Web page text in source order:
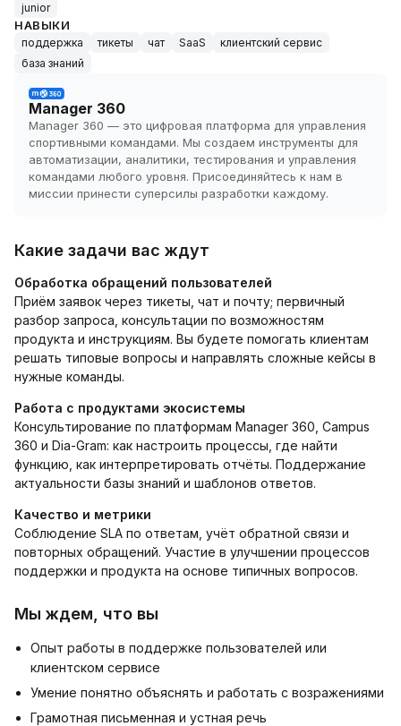
junior
НАВЫКИ
поддержка тикеты чат SaaS
клиентский сервис
база знаний
Manager 360
Manager 360 — это цифровая платформа для управления
спортивными командами. Мы создаем инструменты для
автоматизации, аналитики, тестирования и управления
командами любого уровня. Присоединяйтесь к нам в
миссии принести суперсилы разработки каждому.
Какие задачи вас ждут
Обработка обращений пользователей
Приём заявок через тикеты, чат и почту; первичный
разбор запроса, консультации по возможностям
продукта и инструкциям. Вы будете помогать клиентам
решать типовые вопросы и направлять сложные кейсы в
нужные команды.
Работа с продуктами экосистемы
Консультирование по платформам Manager 360, Campus
360 и Dia-Gram: как настроить процессы, где найти
функцию, как интерпретировать отчёты. Поддержание
актуальности базы знаний и шаблонов ответов.
Качество и метрики
Соблюдение SLA по ответам, учёт обратной связи и
повторных обращений. Участие в улучшении процессов
поддержки и продукта на основе типичных вопросов.
Мы ждем, что вы
Опыт работы в поддержке пользователей или
клиентском сервисе
Умение понятно объяснять и работать с возражениями
Грамотная письменная и устная речь